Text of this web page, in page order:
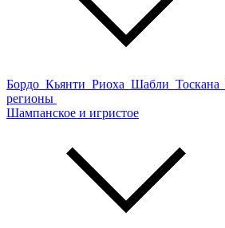
Бордо Кьянти Риоха Шабли Тоскана
регионы
Шампанское и игристое